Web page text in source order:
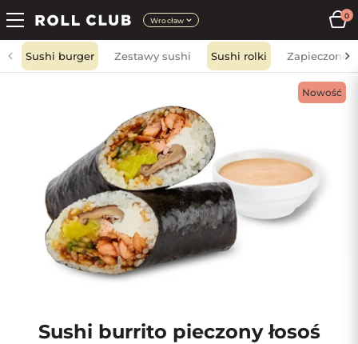
Wrocław
0
Sushi burger Zestawy sushi Sushi rolki Zapieczone
Nowość
Sushi burrito pieczony łosoś